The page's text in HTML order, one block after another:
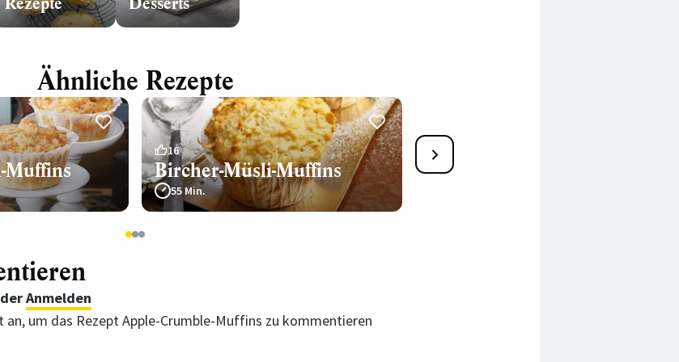
Ähnliche Rezepte
Muffins
16
Bircher-Müsli-Muffins
55 Min.
Dattel-Nuss-Muffins
123
Anmelden
an, um das Rezept Apple-Crumble-Muffins zu kommentieren